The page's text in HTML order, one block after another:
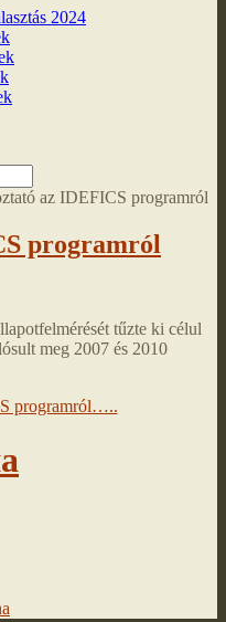
2024
az IDEFICS programról
programról
tűzte ki célul
meg 2007 és 2010
programról…..